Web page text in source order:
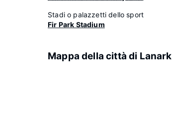
Stadi o palazzetti dello sport
Fir Park Stadium
Mappa della città di Lanark